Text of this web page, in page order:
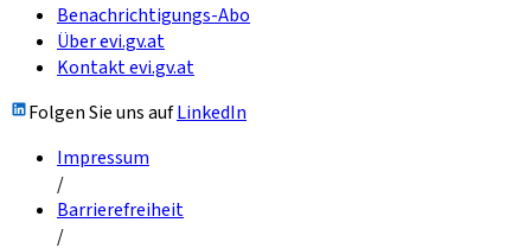
Benachrichtigungs-Abo
Über evi.gv.at
Kontakt evi.gv.at
Folgen Sie uns aufLinkedIn
Impressum
/
Barrierefreiheit
/